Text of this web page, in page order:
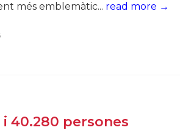
Organitzacions
més emblemàtic... read more →
i 40.280 persones